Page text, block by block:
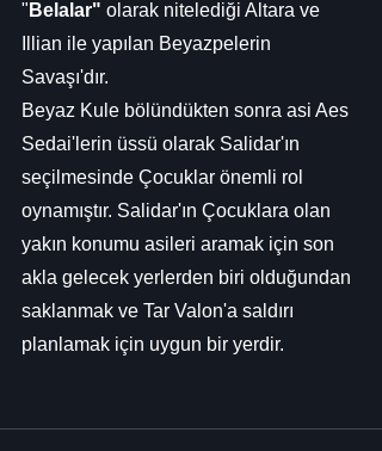
" Belalar" olarak nitelediği Altara ve
Illian ile yapılan Beyazpelerin
Savaşı'dır.
Beyaz Kule bölündükten sonra asi Aes
Sedai'lerin üssü olarak Salidar'ın
seçilmesinde Çocuklar önemli rol
oynamıştır. Salidar'ın Çocuklara olan
yakın konumu asileri aramak için son
akla gelecek yerlerden biri olduğundan
saklanmak ve Tar Valon'a saldırı
planlamak için uygun bir yerdir.